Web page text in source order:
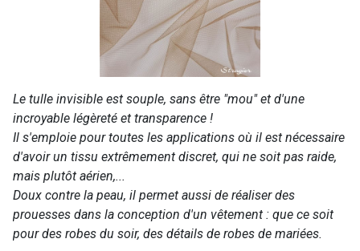
Le tulle invisible est souple, sans être "mou" et d'une
incroyable légèreté et transparence !
Il s'emploie pour toutes les applications où il est nécessaire
d'avoir un tissu extrêmement discret, qui ne soit pas raide,
mais plutôt aérien,...
Doux contre la peau, il permet aussi de réaliser des
prouesses dans la conception d'un vêtement : que ce soit
pour des robes du soir, des détails de robes de mariées.